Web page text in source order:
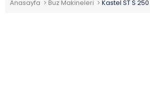
Anasayfa Buz Makineleri Kastel ST S